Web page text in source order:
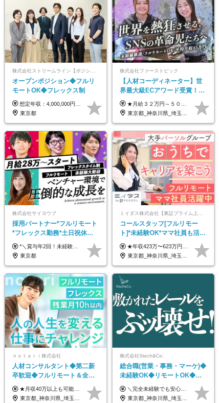
オープンポジション◆フルリ
モートOK◆フレックス制
想定年収：4,000,000円 ～ 8,000,000円 月給：288,000円 ～ 570,000円 ※ご経験・能力に応じて決定いたします。 ※上記額にはみなし残業代を含みます。 ※超過分は全額支給いたします。 ※みなし残業代 45,000円 ～ 89,050円／月 ※みなし残業時間 20時間／月 ※試用期間：3ヶ月（試用期間中の待遇に差異はありません） 【固定残業代について】 固定残業20時間分（45,000円～89,050円）を含む ※超過分は別途全額支給
東京都
株式会社ファーストピック
【人材コーディネーター】世
界最大級ECアワード受賞！フ
ルリモート／未経験◎／月給
３２万円～／年休１３０日以
上／
★月給３２万円～５０万円＋インセンティブ賞与＋決算賞与★ （30時間の固定残業代、一律月54,750円を含む。超過分は支給） ※経験・スキルを考慮の上、決定 ※昇給：随時あり 【インセンティブについて】 自社サービスを提案し、サービス化した場合、一部の利益をインセンティブとして還元します。 試用期間中（6か月間）は、下記の給与となります。 【一都三県、大阪、名古屋、福岡の方】 月給２４万円～＋役職手当＋インセンティブ賞与 【一都三県以外の関東圏、九州、東北、北海道、その他地域の方】 月給２０万円～＋役職手当＋インセンティブ賞与 ※試用期間6ヶ月 ※試用期間中の待遇・福利厚生に差異はなし
東京都_神奈川県_埼玉県_千葉県_大阪府_愛知県_北海道_青森県_岩手県_宮城県_秋田県_山形県_福島県_茨城県_栃木県_群馬県_静岡県_岐阜県_三重県_兵庫県_京都府_滋賀県_奈良県_和歌山県_広島県_岡山県_鳥取県_島根県_山口県_福岡県_熊本県_佐賀県_長崎県_大分県_宮崎県_鹿児島県
株式会社サイヨウブ
採用パートナー*フルリモート
*フレックス勤務*土日祝休み*
月給28万円～*産育休取得実績
あり*年間休日120日
*＼賞与年2回！未経験から月給28万円スタート／* ★昇給年12回あり！随時昇給のチャンス ◆月給28万～40万円＋賞与年2回＋各種インセンティブ ※経験・スキルを考慮の上、決定します ※試用期間6ヶ月間あり（期間中は月給26万円～になります。その他待遇等に差異はありません） ※月給には月35時間分の固定残業代含む（月5万4800円/超過分別途支給） ※ほとんどのメンバーが残業ゼロです！フレックスタイム制のため、自分の生活に合わせて調整できます。 ＼希望性で土曜日出勤あり／ お客様より「土曜日に応募者の対応をしてほしい」という ご要望を受けた際に、応募者対応⇒求職者との メッセージのやり取りなど、対応が発生する場合があります。 ※土曜日に出勤いただく場合は ・2時間稼働：4500円 ・4時間稼働：9000円 の給与が発生。勤務時間が4時間超えることは原則ありません。 短期間で高い給与をGETできるチャンスです♪
東京都
コールスタッフ[フルリモー
ト]*未経験OK*ママ社員も活躍
中*ブランクOK*全国どこでも
働ける
★年収423万〜623万円のモデルあり（想定時間外手当10時間分含む） ★半年に一度ドカンと支給のボーナスあり（半年に1度最大150万円） 月給25万円〜＋各種手当＋インセンティブ ＊リモートワーク手当（4000円/月） ＊リモートワーク一時金（1万5000円） ＊残業手当全額支給 ※経験・スキルにより月給を決定します ※試用期間：2ヵ月あり。期間中の雇用形態・給与・待遇に変更はありません 《頑張りはインセンティブとして還元！》 当社は5段階の評価制度を導入。 半期に1回の評価で最高ランク（5点）を獲得したメンバーには、 150万円のインセンティブを支給！ これが半年に一度のインセンティブとして支給されるため、 成果を出した分だけまとまった収入を得られる仕組みです。 【固定残業代について】 なし（残業代は、実際の労働時間に応じて別途全額支給）
東京都_神奈川県_埼玉県_千葉県_大阪府_愛知県_北海道_青森県_岩手県_宮城県_秋田県_山形県_福島県_茨城県_栃木県_群馬県_新潟県_山梨県_長野県_富山県_石川県_福井県_静岡県_岐阜県_三重県_兵庫県_京都府_滋賀県_奈良県_和歌山県_広島県_岡山県_鳥取県_島根県_山口県_徳島県_香川県_愛媛県_高知県_福岡県_熊本県_佐賀県_長崎県_大分県_宮崎県_鹿児島県_沖縄県
ｎｏｔａｒｉ株式会社
人材コンサルタント◆第二新
卒歓迎◆フルリモート＆全国
から勤務OK◆残業月10h以内
◆フレックス制
★月収40万以上も可能！ ★能力・スキル・経験を考慮した年収額を設定します ★年功序列ではなく、チャレンジを評価して給与に反映！ ■月給20万円～40万円＋決算賞与 ※経験・スキルを考慮のうえ決定します ※給与にはみなし残業代40時間分を含む。そのほか詳細に関しては別途面接時にご説明します ※試用期間3ヵ月あり。期間中の雇用形態・条件などに差異はありません
東京都_神奈川県_埼玉県_千葉県_大阪府_愛知県_北海道_青森県_岩手県_宮城県_秋田県_山形県_福島県_茨城県_栃木県_群馬県_新潟県_山梨県_長野県_富山県_石川県_福井県_静岡県_岐阜県_三重県_兵庫県_京都府_滋賀県_奈良県_和歌山県_広島県_岡山県_鳥取県_島根県_山口県_徳島県_香川県_愛媛県_高知県_福岡県_熊本県_佐賀県_長崎県_大分県_宮崎県_鹿児島県_沖縄県
株式会社Stech&Co.
総合職(営業・事務・マーケ)◆
未経験OK◆リモートOK◆学
歴不問◆20代活躍中！
＼完全未経験でも安心して年収UP可能です！／ -------------- 【1】営業 月給25万円～80万円＋賞与 【2】事務 月給21万円～50万円＋賞与 【3】マーケ 月給25万円～80万円＋賞与 ※試用期間3ヶ月間の待遇に変動はありません。 ※みなし残業代(月20時間分29,725円～)を含む。（※超過分は追加支給）
東京都_神奈川県_埼玉県_千葉県_大阪府_愛知県_北海道_青森県_岩手県_宮城県_秋田県_山形県_福島県_茨城県_栃木県_群馬県_新潟県_山梨県_長野県_富山県_石川県_福井県_静岡県_岐阜県_三重県_兵庫県_京都府_滋賀県_奈良県_和歌山県_広島県_岡山県_鳥取県_島根県_山口県_徳島県_香川県_愛媛県_高知県_福岡県_熊本県_佐賀県_長崎県_大分県_宮崎県_鹿児島県_沖縄県